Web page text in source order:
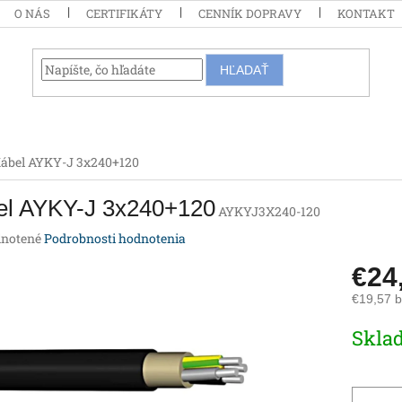
O NÁS CERTIFIKÁTY CENNÍK DOPRAVY KONTAKT
HĽADAŤ
AYKY-J 3x240+120
AYKY-J 3x240+120AYKYJ3X240-120
Podrobnosti hodnotenia
€19,57
cena: